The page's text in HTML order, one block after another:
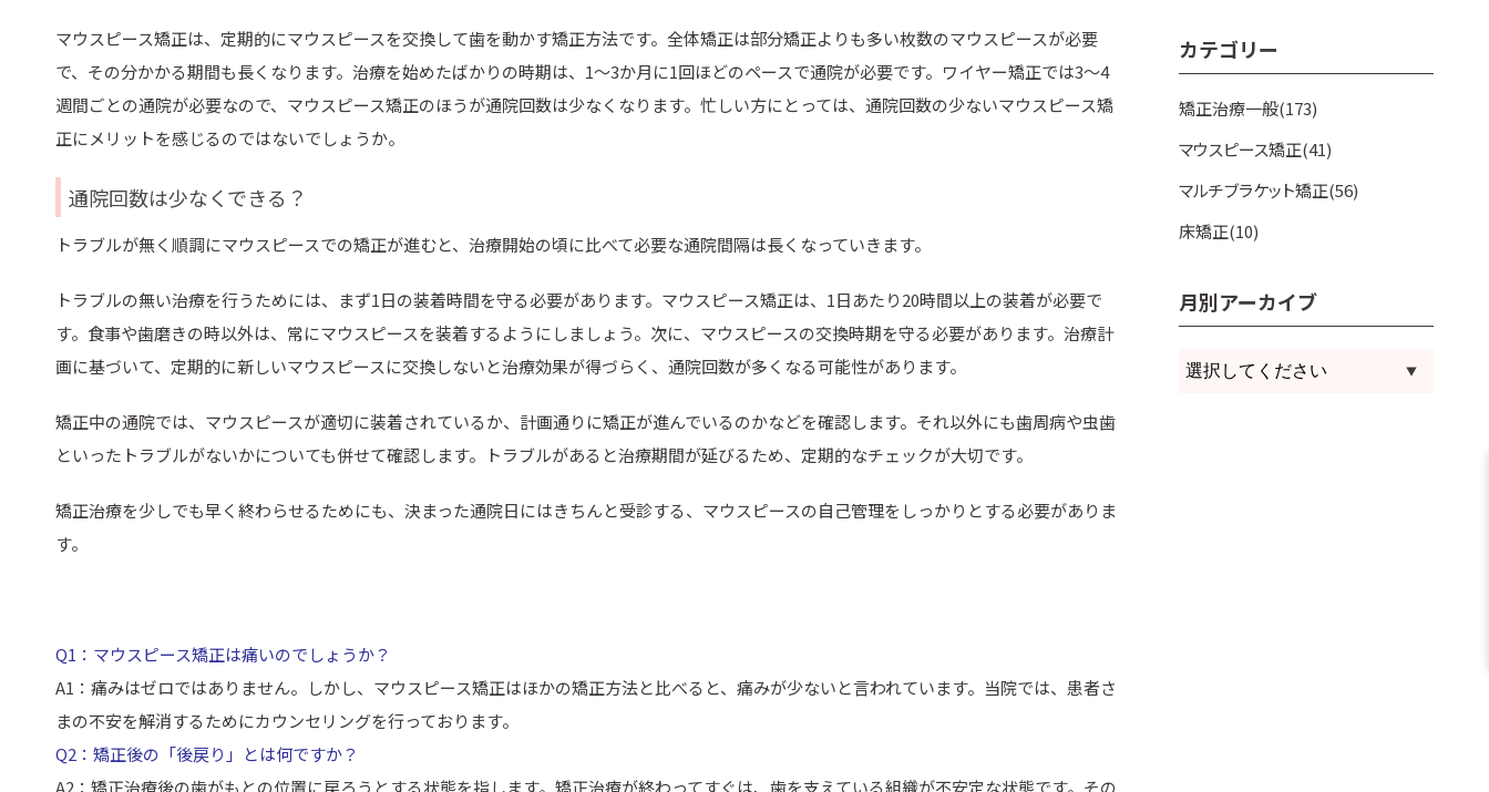
マウスピース矯正は、定期的にマウスピースを交換して歯を動かす矯正方法です。全体矯正は部分矯正よりも多い枚数のマウスピースが必要
で、その分かかる期間も長くなります。治療を始めたばかりの時期は、1〜3か月に1回ほどのペースで通院が必要です。ワイヤー矯正では3〜4
週間ごとの通院が必要なので、マウスピース矯正のほうが通院回数は少なくなります。忙しい方にとっては、通院回数の少ないマウスピース矯
正にメリットを感じるのではないでしょうか。
通院回数は少なくできる？
トラブルが無く順調にマウスピースでの矯正が進むと、治療開始の頃に比べて必要な通院間隔は長くなっていきます。
トラブルの無い治療を行うためには、まず1日の装着時間を守る必要があります。マウスピース矯正は、1日あたり20時間以上の装着が必要で
す。食事や歯磨きの時以外は、常にマウスピースを装着するようにしましょう。次に、マウスピースの交換時期を守る必要があります。治療計
画に基づいて、定期的に新しいマウスピースに交換しないと治療効果が得づらく、通院回数が多くなる可能性があります。
矯正中の通院では、マウスピースが適切に装着されているか、計画通りに矯正が進んでいるのかなどを確認します。それ以外にも歯周病や虫歯
といったトラブルがないかについても併せて確認します。トラブルがあると治療期間が延びるため、定期的なチェックが大切です。
矯正治療を少しでも早く終わらせるためにも、決まった通院日にはきちんと受診する、マウスピースの自己管理をしっかりとする必要がありま
す。
Q1：マウスピース矯正は痛いのでしょうか？
A1：痛みはゼロではありません。しかし、マウスピース矯正はほかの矯正方法と比べると、痛みが少ないと言われています。当院では、患者さ
まの不安を解消するためにカウンセリングを行っております。
Q2：矯正後の「後戻り」とは何ですか？
A2：矯正治療後の歯がもとの位置に戻ろうとする状態を指します。矯正治療が終わってすぐは、歯を支えている組織が不安定な状態です。その
カテゴリー
矯正治療一般(173)
マウスピース矯正(41)
マルチブラケット矯正(56)
床矯正(10)
月別アーカイブ